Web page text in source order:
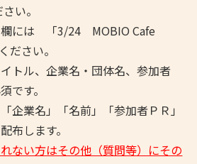
い。
欄には 「3/24 MOBIO Cafe
ださい。
トル、企業名・団体名、参加者
す。
業名」「名前」「参加者ＰＲ」
布します。
ない方はその他（質問等）にその